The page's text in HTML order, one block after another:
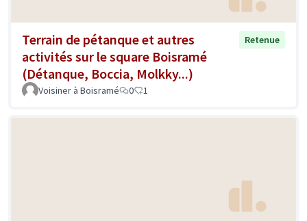
Terrain de pétanque et autres
activités sur le square Boisramé
(Détanque, Boccia, Molkky...)
Retenue
Voisiner à Boisramé 0 1